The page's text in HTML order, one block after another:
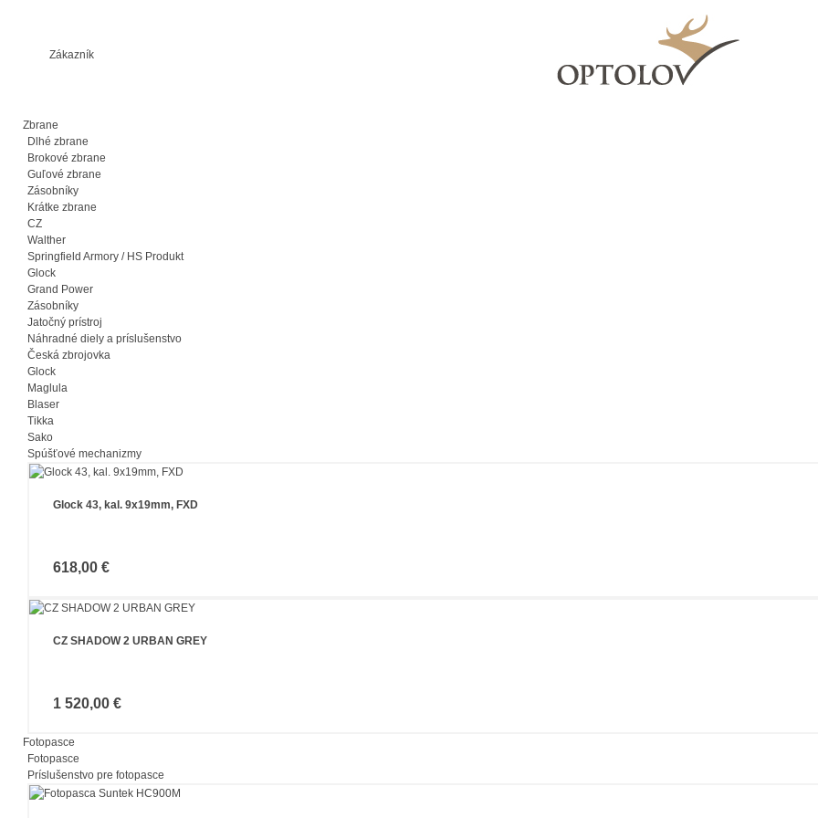
Zákazník
Zbrane
Dlhé zbrane
Brokové zbrane
Guľové zbrane
Zásobníky
Krátke zbrane
CZ
Walther
Springfield Armory / HS Produkt
Glock
Grand Power
Zásobníky
Jatočný prístroj
Náhradné diely a príslušenstvo
Česká zbrojovka
Glock
Maglula
Blaser
Tikka
Sako
Spúšťové mechanizmy
Glock 43, kal. 9x19mm, FXD
618,00 €
CZ SHADOW 2 URBAN GREY
1 520,00 €
Fotopasce
Fotopasce
Príslušenstvo pre fotopasce